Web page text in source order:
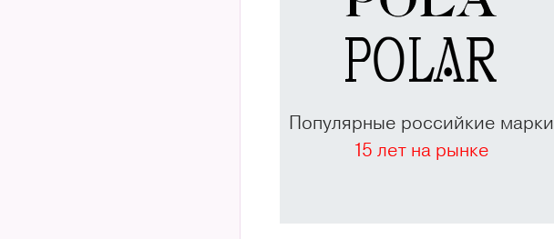
Популярные российкие марки
15 лет на рынке